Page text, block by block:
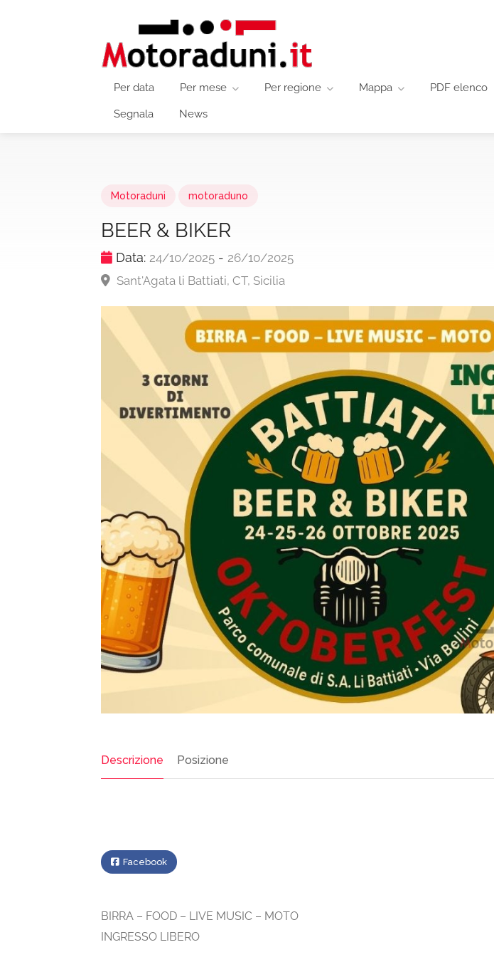
Per data Per mese Per regione Mappa PDF elenco
Segnala News
Motoraduni motoraduno
BEER & BIKER
Data: 24/10/2025 - 26/10/2025
Sant'Agata li Battiati, CT, Sicilia
Descrizione Posizione
Facebook
BIRRA – FOOD – LIVE MUSIC – MOTO
INGRESSO LIBERO